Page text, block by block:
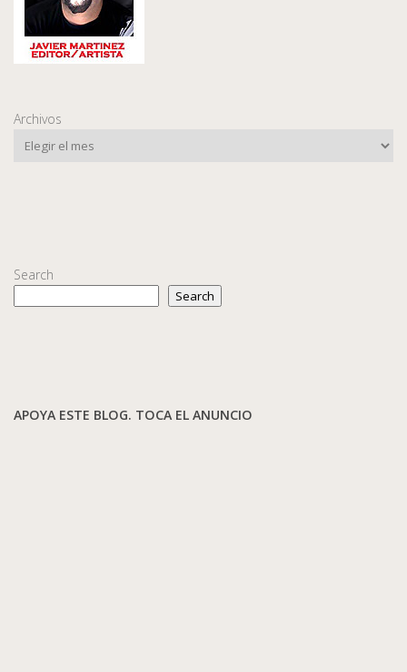
Archivos
Search
Search
APOYA ESTE BLOG. TOCA EL ANUNCIO